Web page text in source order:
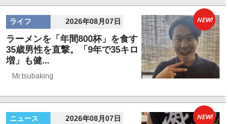
ライフ 2026年08月07日
ラーメンを「年間800杯」を食す
35歳男性を直撃。「9年で35キロ
増」も健...
Mr.tsubaking
NEW!
ニュース 2026年08月07日 NEW!